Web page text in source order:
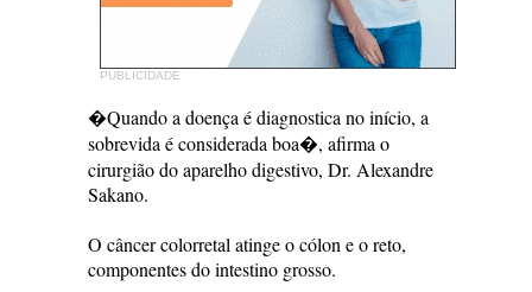
PUBLICIDADE
�Quando a doença é diagnostica no início, a
sobrevida é considerada boa�, afirma o
cirurgião do aparelho digestivo, Dr. Alexandre
Sakano.
O câncer colorretal atinge o cólon e o reto,
componentes do intestino grosso.